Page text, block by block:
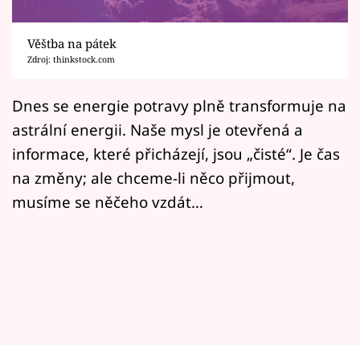
Sledujte prima+
Filmový festival Karlovy Vary
Mámy sobě
Přihlášení
Věštba na pátek
Zdroj: thinkstock.com
Dnes se energie potravy plně transformuje na
astrální energii. Naše mysl je otevřená a
informace, které přicházejí, jsou „čisté“. Je čas
na změny; ale chceme-li něco přijmout,
musíme se něčeho vzdát…